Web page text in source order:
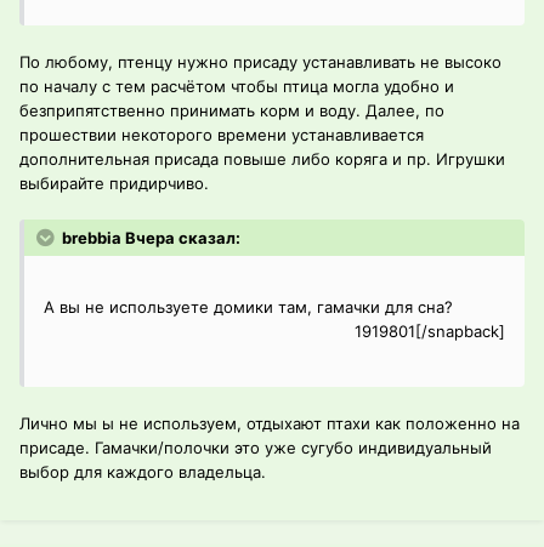
По любому, птенцу нужно присаду устанавливать не высоко
по началу с тем расчётом чтобы птица могла удобно и
безприпятственно принимать корм и воду. Далее, по
прошествии некоторого времени устанавливается
дополнительная присада повыше либо коряга и пр. Игрушки
выбирайте придирчиво.
brebbia Вчера сказал:
А вы не используете домики там, гамачки для сна?
1919801[/snapback]
Лично мы ы не используем, отдыхают птахи как положенно на
присаде. Гамачки/полочки это уже сугубо индивидуальный
выбор для каждого владельца.